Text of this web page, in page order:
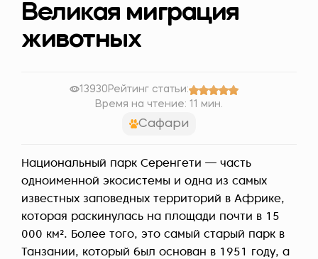
Великая миграция
животных
13930 Рейтинг статьи:
Время на чтение: 11 мин.
Сафари
Национальный парк Серенгети — часть
одноименной экосистемы и одна из самых
известных заповедных территорий в Африке,
которая раскинулась на площади почти в 15
000 км². Более того, это самый старый парк в
Танзании, который был основан в 1951 году, а